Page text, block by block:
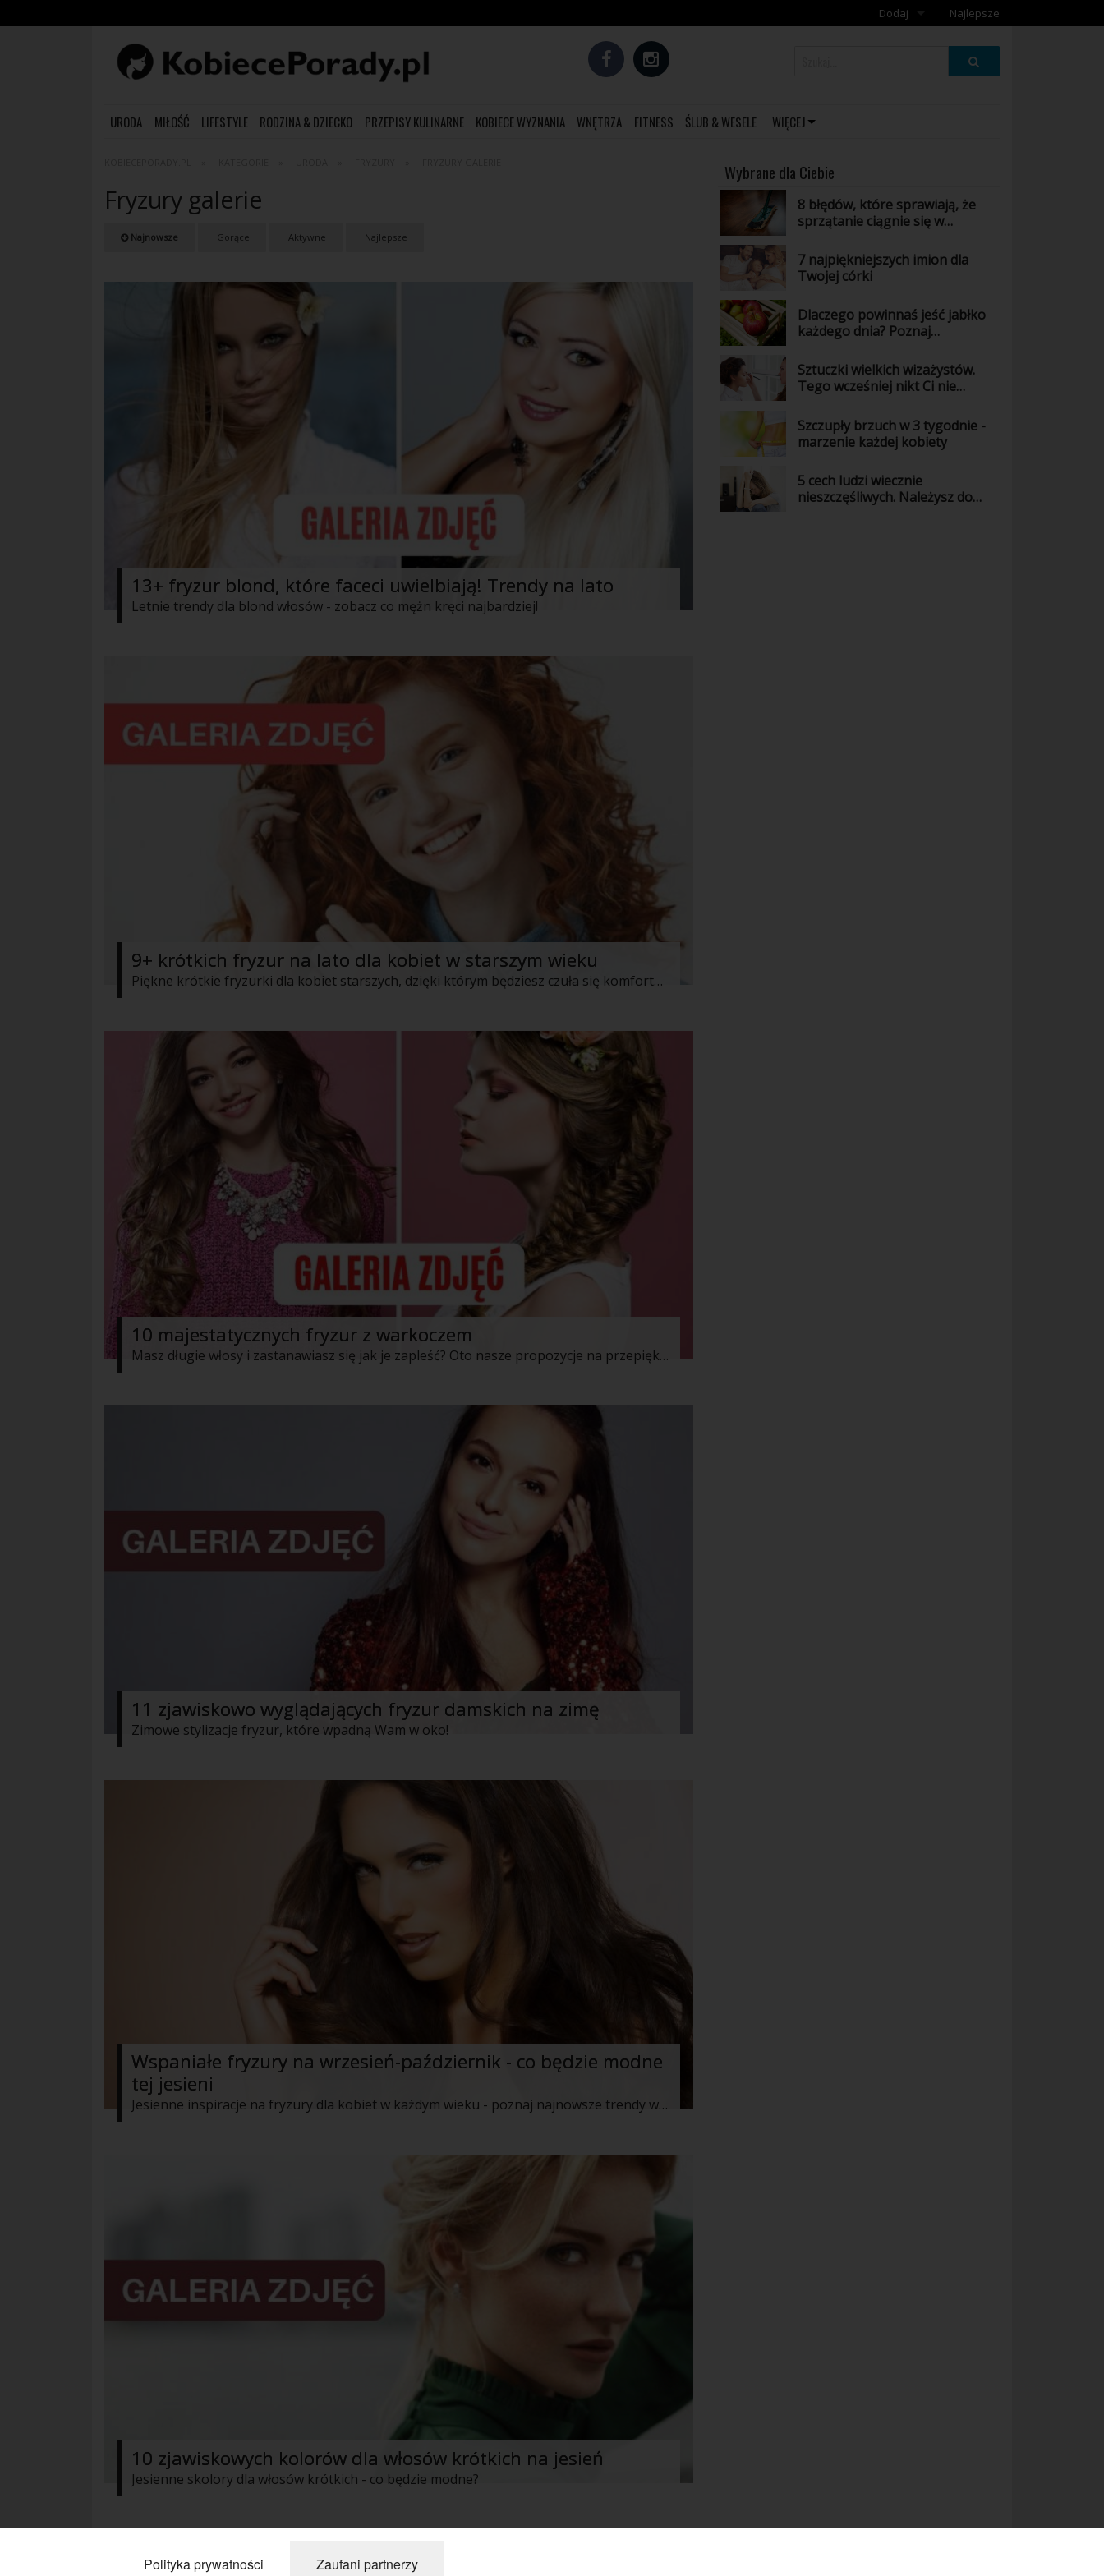
Dodaj
Najlepsze
URODA MIŁOŚĆ LIFESTYLE RODZINA & DZIECKO PRZEPISY KULINARNE KOBIECE WYZNANIA WNĘTRZA FITNESS ŚLUB & WESELE WIĘCEJ
Fryzury galerie
Najnowsze Gorące Aktywne Najlepsze
13+ fryzur blond, które faceci uwielbiają! Trendy na lato
Letnie trendy dla blond włosów - zobacz co mężn kręci najbardziej!
9+ krótkich fryzur na lato dla kobiet w starszym wieku
Piękne krótkie fryzurki dla kobiet starszych, dzięki którym będziesz czuła się komfortowo.
10 majestatycznych fryzur z warkoczem
Masz długie włosy i zastanawiasz się jak je zapleść? Oto nasze propozycje na przepiękne warkocze - wybierz coś dla siebie!
11 zjawiskowo wyglądających fryzur damskich na zimę
Zimowe stylizacje fryzur, które wpadną Wam w oko!
Wspaniałe fryzury na wrzesień-październik - co będzie modne
tej jesieni
Jesienne inspiracje na fryzury dla kobiet w każdym wieku - poznaj najnowsze trendy w stylizacji włosów.
10 zjawiskowych kolorów dla włosów krótkich na jesień
Jesienne skolory dla włosów krótkich - co będzie modne?
Wybrane dla Ciebie
8 błędów, które sprawiają, że
sprzątanie ciągnie się w
7 najpiękniejszych imion dla
Twojej córki
Dlaczego powinnaś jeść jabłko
każdego dnia? Poznaj
owocu
Sztuczki wielkich wizażystów.
Tego wcześniej nikt Ci nie
Szczupły brzuch w 3 tygodnie -
marzenie każdej kobiety
5 cech ludzi wiecznie
nieszczęśliwych. Należysz do
Polityka prywatności Zaufani partnerzy